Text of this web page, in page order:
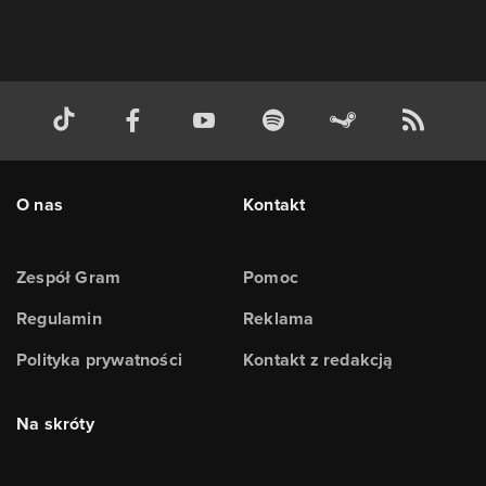
O nas
Zespół Gram
Regulamin
Polityka prywatności
Kontakt
Pomoc
Reklama
Kontakt z redakcją
Na skróty